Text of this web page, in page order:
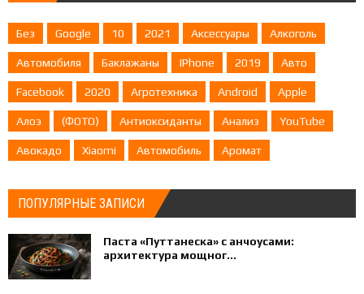
Без Google 10 2021 Аксессуары Алкоголь
Автомобиля Баклажаны IPhone 2019 Авто
Facebook 2020 Агротехника Android Apple
Алоэ (ФОТО) Антиоксиданты Анализ YouTube
Авокадо Xiaomi Автомобиль Аромат
ПОПУЛЯРНЫЕ ЗАПИСИ
Паста «Путтанеска» с анчоусами:
архитектура мощног...